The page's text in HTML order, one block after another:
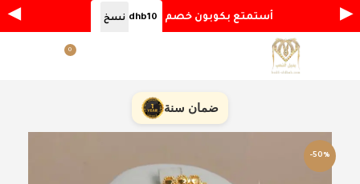
0
ضمان سنة
-50%
◀ أستمتع بكوبون خصم dhb10 نسخ ▶